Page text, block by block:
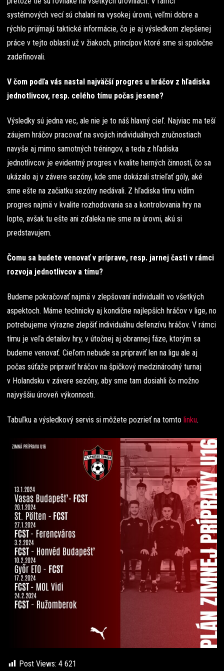
systémových vecí sú chalani na vysokej úrovni, veľmi dobre a
rýchlo prijímajú taktické informácie, čo je aj výsledkom zlepšenej
práce v tejto oblasti už v žiakoch, princípov ktoré sme si spoločne
zadefinovali.
V čom podľa vás nastal najväčší progres u hráčov z hľadiska
jednotlivcov, resp. celého tímu počas jesene?
Výsledky sú jedna vec, ale nie je to náš hlavný cieľ. Najviac ma teší
záujem hráčov pracovať na svojich individuálnych zručnostiach
navyše aj mimo samotných tréningov, a teda z hľadiska
jednotlivcov je evidentný progres v kvalite herných činností, čo sa
ukázalo aj v závere sezóny, kde sme dokázali strieľať góly, aké
sme ešte na začiatku sezóny nedávali. Z hľadiska tímu vidím
progres najmä v kvalite rozhodovania sa a kontrolovania hry na
lopte, avšak tu ešte ani zďaleka nie sme na úrovni, akú si
predstavujem.
Čomu sa budete venovať v príprave, resp. jarnej časti v rámci
rozvoja jednotlivcov a tímu?
Budeme pokračovať najmä v zlepšovaní individualít vo všetkých
aspektoch. Máme technicky aj kondične najlepších hráčov v lige, no
potrebujeme výrazne zlepšiť individuálnu defenzívu hráčov. V rámci
tímu je veľa detailov hry, v útočnej aj obrannej fáze, ktorým sa
budeme venovať. Cieľom nebude sa pripraviť len na ligu ale aj
počas súťaže pripraviť hráčov na špičkový medzinárodný turnaj
v Holandsku v závere sezóny, aby sme tam dosiahli čo možno
najvyššiu úroveň výkonnosti.
Tabuľku a výsledkový servis si môžete pozrieť na tomto linku.
Post Views: 4 621